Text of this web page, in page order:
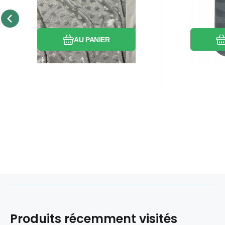
AU PANIER
Préféré
Comparer
Produits récemment visités